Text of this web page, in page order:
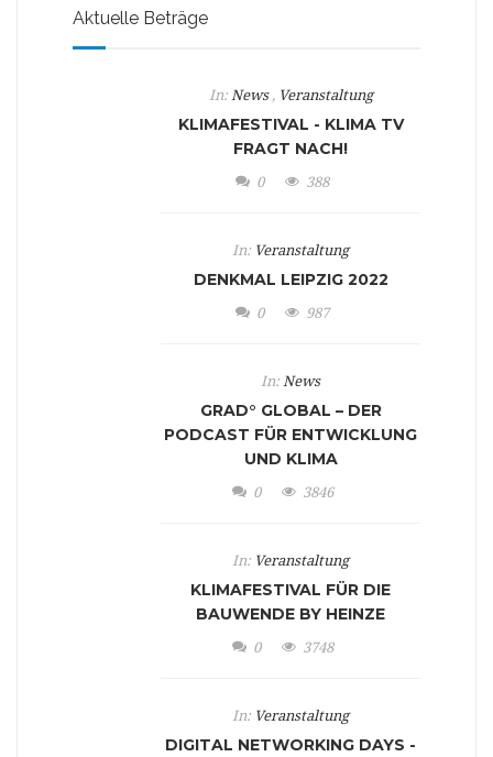
Aktuelle Beträge
In: News, Veranstaltung
KLIMAFESTIVAL - KLIMA TV
FRAGT NACH!
0 388
In: Veranstaltung
DENKMAL LEIPZIG 2022
0 987
In: News
GRAD° GLOBAL – DER
PODCAST FÜR ENTWICKLUNG
UND KLIMA
0 3846
In: Veranstaltung
KLIMAFESTIVAL FÜR DIE
BAUWENDE BY HEINZE
0 3748
In: Veranstaltung
DIGITAL NETWORKING DAYS -